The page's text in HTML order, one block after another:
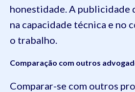
honestidade. A publicidade
na capacidade técnica e no
o trabalho.
Comparação com outros
Comparar-se com outros